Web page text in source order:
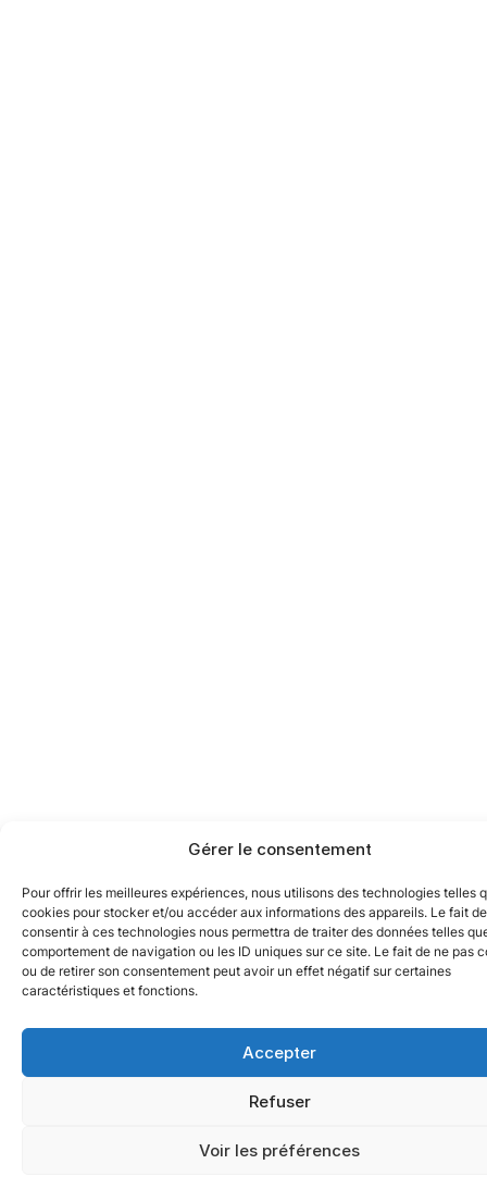
Gérer le consentement
Pour offrir les meilleures expériences, nous utilisons des technologies telles
cookies pour stocker et/ou accéder aux informations des appareils. Le fait de
consentir à ces technologies nous permettra de traiter des données telles
comportement de navigation ou les ID uniques sur ce site. Le fait de ne pas
ou de retirer son consentement peut avoir un effet négatif sur certaines
caractéristiques et fonctions.
Accepter
Refuser
Voir les préférences